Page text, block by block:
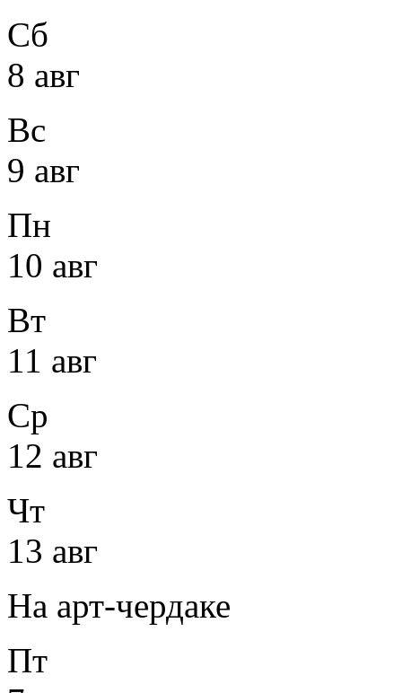
Сб
8 авг
Вс
9 авг
Пн
10 авг
Вт
11 авг
Ср
12 авг
Чт
13 авг
На арт-чердаке
Пт